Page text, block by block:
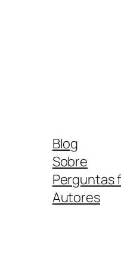
Blog
Sobre
Perguntas
Autores